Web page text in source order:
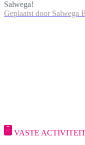
Salwega!
Geplaatst door Salwega
VASTE